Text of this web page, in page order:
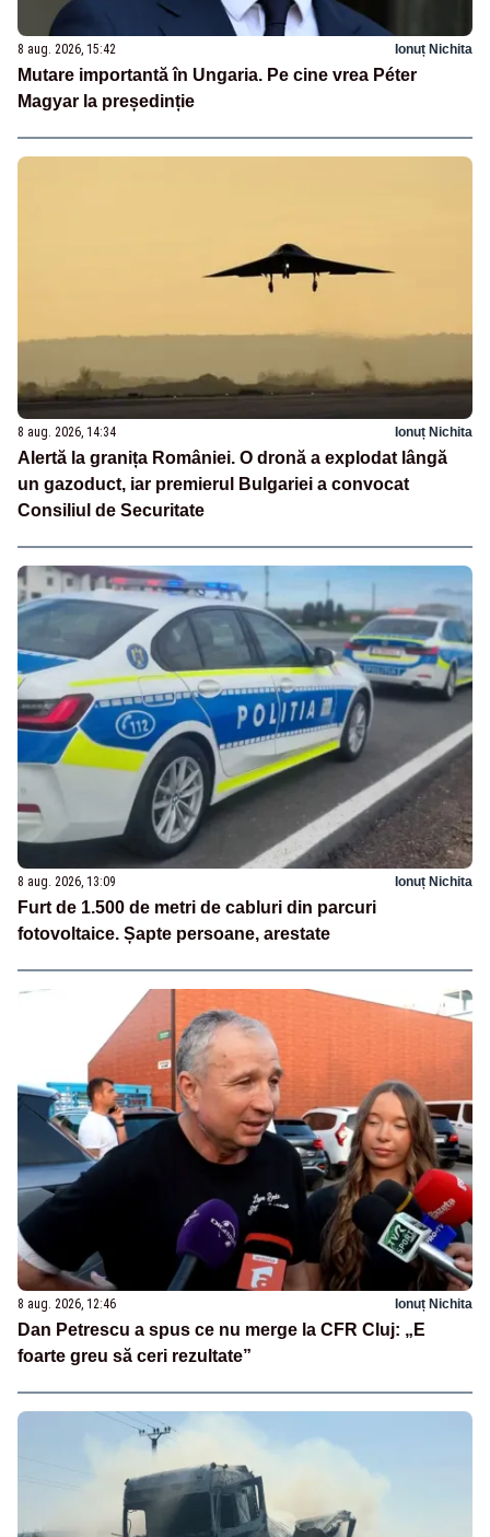
8 aug. 2026, 15:42 Ionuț Nichita
Mutare importantă în Ungaria. Pe cine vrea Péter
Magyar la președinție
8 aug. 2026, 14:34 Ionuț Nichita
Alertă la granița României. O dronă a explodat lângă
un gazoduct, iar premierul Bulgariei a convocat
Consiliul de Securitate
8 aug. 2026, 13:09 Ionuț Nichita
Furt de 1.500 de metri de cabluri din parcuri
fotovoltaice. Șapte persoane, arestate
8 aug. 2026, 12:46 Ionuț Nichita
Dan Petrescu a spus ce nu merge la CFR Cluj: „E
foarte greu să ceri rezultate”